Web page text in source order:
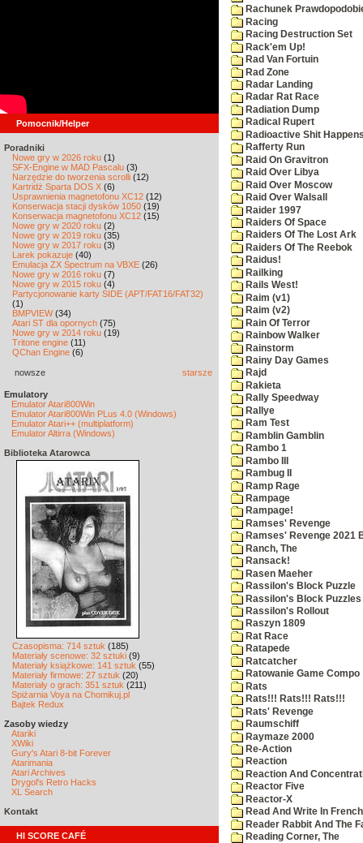
Pomocnik/Helper
Poradniki
Nowe gry w 2026 roku (1)
SFX-Engine w MAD Pascalu (3)
Narzędzie do tworzenia scrolli (12)
Kartridż Sparta DOS X (6)
Usprawnienia magnetofonu XC12 (12)
Konserwacja stacji dysków 1050 (19)
Konserwacja magnetofonu XC12 (15)
Nowe gry w 2020 roku (2)
Nowe gry w 2019 roku (35)
Nowe gry w 2017 roku (3)
Larek pokazuje (40)
Emulacja ZX Spectrum na VBXE (26)
Nowe gry w 2016 roku (7)
Nowe gry w 2015 roku (4)
Partycjonowanie karty SIDE (APT/FAT16/FAT32)
(1)
BMPVIEW(34)
Atari ST dla opornych (75)
Nowe gry w 2014 roku (19)
Tritone engine (11)
QChan Engine (6)
nowsze starsze
Emulatory
Emulator Atari800Win
Emulator Atari800Win PLus 4.0 (Windows)
Emulator Atari++ (multiplatform)
Emulator Altirra (Windows)
Biblioteka Atarowca
Czasopisma: 714 sztuk (185)
Materiały scenowe: 32 sztuki (9)
Materiały książkowe: 141 sztuk (55)
Materiały firmowe: 27 sztuk (20)
Materiały o grach: 351 sztuk (211)
Spiżarnia Voya na Chomikuj.pl
Bajtek Redux
Zasoby wiedzy
Atariki
XWiki
Gury's Atari 8-bit Forever
Atarimania
Atari Archives
Drygol's Retro Hacks
XL Search
Kontakt
HI SCORE CAFÉ
Rachunek
Racing
Racing Destruction Set
Rack'em Up!
Rad Van Fortuin
Rad Zone
Radar Landing
Radar Rat Race
Radiation Dump
Radical Rupert
Radioactive Shit
Rafferty Run
Raid On Gravitron
Raid Over Libya
Raid Over Moscow
Raid Over Walsall
Raider 1997
Raiders Of Space
Raiders Of The Lost Ark
Raiders Of The Reebok
Raidus!
Railking
Rails West!
Raim (v1)
Raim (v2)
Rain Of Terror
Rainbow Walker
Rainstorm
Rainy Day Games
Rajd
Rakieta
Rally Speedway
Rallye
Ram Test
Ramblin Gamblin
Rambo 1
Rambo III
Rambug II
Ramp Rage
Rampage
Rampage!
Ramses' Revenge
Ramses' Revenge 2021
Ranch, The
Ransack!
Rasen Maeher
Rassilon's Block Puzzle
Rassilon's Block Puzzles
Rassilon's Rollout
Raszyn 1809
Rat Race
Ratapede
Ratcatcher
Ratowanie Game Compo
Rats
Rats!!! Rats!!! Rats!!!
Rats' Revenge
Raumschiff
Raymaze 2000
Re-Action
Reaction
Reaction And
Reactor Five
Reactor-X
Read And Write In
Reader Rabbit And The
Reading Corner, The